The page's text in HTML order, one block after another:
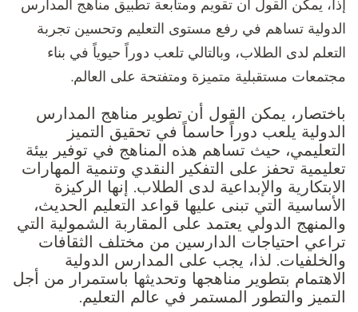
إذاً، يمكن القول أن تقويم ومتابعة تطبيق مناهج المدارس
الدولية تساهم في رفع مستوى التعليم وتحسين تجربة
التعلم لدى الطلاب، وبالتالي تلعب دوراً حيوياً في بناء
مجتمعات مستقبلية متميزة ومتفتحة على العالم.
باختصار، يمكن القول أن تطوير مناهج المدارس
الدولية يلعب دوراً حاسماً في تحقيق التميز
التعليمي، حيث تساهم هذه المناهج في توفير بيئة
تعليمية تحفز على التفكير النقدي وتنمية المهارات
الابتكارية والإبداعية لدى الطلاب. إنها الركيزة
الأساسية التي تبنى عليها قواعد التعليم الحديث،
والمنهج الدولي يعتمد على المقاربة الشمولية التي
تراعي احتياجات الدارسين من مختلف الثقافات
والخلفيات. لذا، يجب على المدارس الدولية
الاهتمام بتطوير مناهجها وتحديثها باستمرار من أجل
التميز والتطور المستمر في عالم التعليم.